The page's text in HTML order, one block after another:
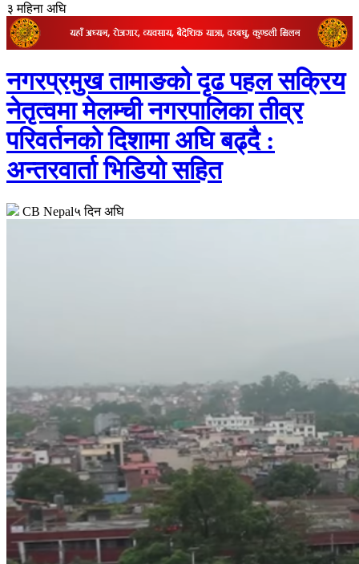
३ महिना अघि
नगरप्रमुख तामाङको दृढ पहल सक्रिय
नेतृत्वमा मेलम्ची नगरपालिका तीव्र
परिवर्तनको दिशामा अघि बढ्दै :
अन्तरवार्ता भिडियो सहित
CB Nepal५ दिन अघि